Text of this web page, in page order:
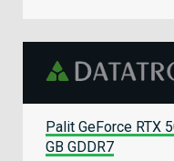
Palit GeForce RTX
GB GDDR7